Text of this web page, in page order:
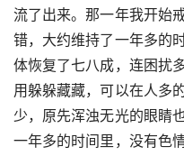
流了出来。那一年我开始
错，大约维持了一年多的
体恢复了七八成，连困扰
用躲躲藏藏，可以在人多
少，原先浑浊无光的眼睛
一年多的时间里，没有色